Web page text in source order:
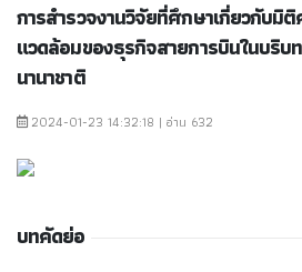
การสํารวจงานวิจัยที่ศึกษาเกี่ยวกับมิ
แวดล้อมของธุรกิจสายการบินในบริบ
นานาชาติ
2024-01-23 14:32:18 | อ่าน 632
บทคัดย่อ